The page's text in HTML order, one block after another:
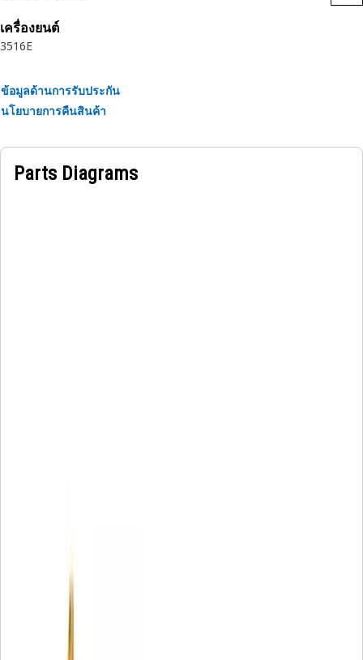
เครื่องยนต์
3516E
ข้อมูลด้านการรับประกัน
นโยบายการคืนสินค้า
Parts Diagrams